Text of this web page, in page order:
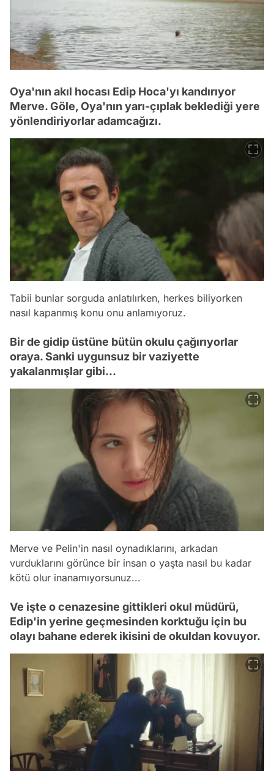
Oya'nın akıl hocası Edip Hoca'yı kandırıyor
Merve. Göle, Oya'nın yarı-çıplak beklediği yere
yönlendiriyorlar adamcağızı.
Tabii bunlar sorguda anlatılırken, herkes biliyorken
nasıl kapanmış konu onu anlamıyoruz.
Bir de gidip üstüne bütün okulu çağırıyorlar
oraya. Sanki uygunsuz bir vaziyette
yakalanmışlar gibi...
Merve ve Pelin'in nasıl oynadıklarını, arkadan
vurduklarını görünce bir insan o yaşta nasıl bu kadar
kötü olur inanamıyorsunuz...
Ve işte o cenazesine gittikleri okul müdürü,
Edip'in yerine geçmesinden korktuğu için bu
olayı bahane ederek ikisini de okuldan kovuyor.